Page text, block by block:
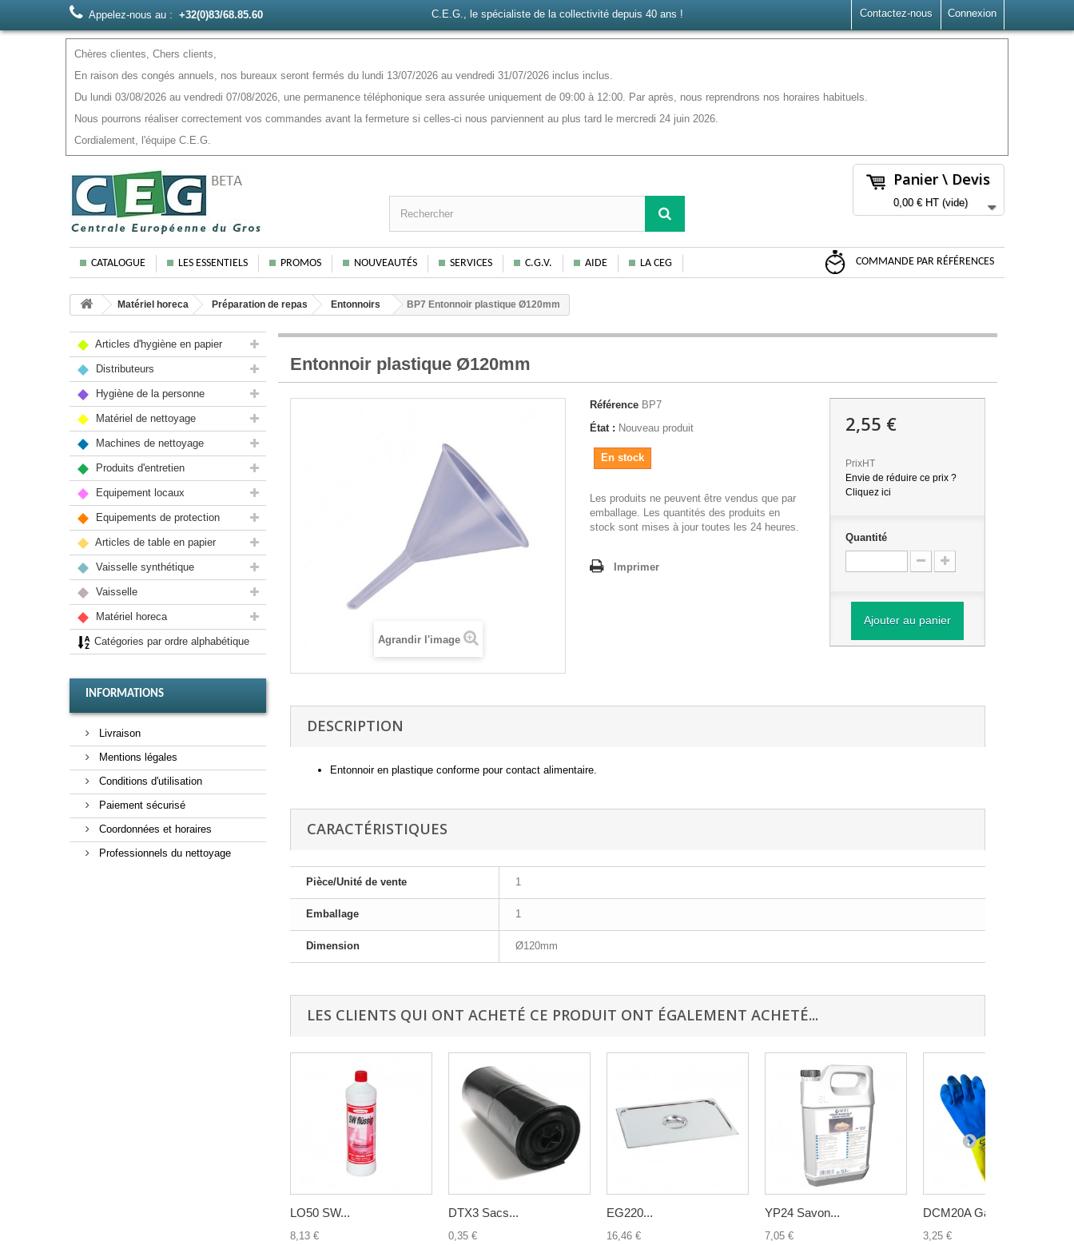
Connexion
Contactez-nous
Appelez-nous au : +32(0)83/68.85.60 C.E.G., le spécialiste de la collectivité depuis 40 ans !
Chères clientes, Chers clients,
En raison des congés annuels, nos bureaux seront fermés du lundi 13/07/2026 au vendredi 31/07/2026 inclus inclus.
Du lundi 03/08/2026 au vendredi 07/08/2026, une permanence téléphonique sera assurée uniquement de 09:00 à 12:00. Par après, nous reprendrons nos horaires habituels.
Nous pourrons réaliser correctement vos commandes avant la fermeture si celles-ci nous parviennent au plus tard le mercredi 24 juin 2026.
Cordialement, l'équipe C.E.G.
Panier \ Devis
0,00 €HT (vide)
CATALOGUE LES ESSENTIELS PROMOS NOUVEAUTÉS SERVICES C.G.V. AIDE LA CEG COMMANDE PAR RÉFÉRENCES
Matériel horeca Préparation de repas Entonnoirs BP7 Entonnoir plastique Ø120mm
Articles d'hygiène en papier
Distributeurs
Hygiène de la personne
Matériel de nettoyage
Machines de nettoyage
Produits d'entretien
Equipement locaux
Equipements de protection
Articles de table en papier
Vaisselle synthétique
Vaisselle
Matériel horeca
Catégories par ordre alphabétique
INFORMATIONS
Livraison
Mentions légales
Conditions d'utilisation
Paiement sécurisé
Coordonnées et horaires
Professionnels du nettoyage
Entonnoir plastique Ø120mm
Agrandir l'image
Référence BP7
État : Nouveau produit
En stock
Les produits ne peuvent être vendus que par
emballage. Les quantités des produits en
stock sont mises à jour toutes les 24 heures.
Imprimer
2,55 €
PrixHT
Envie de réduire ce prix ?
Cliquez ici
Quantité
Ajouter au panier
DESCRIPTION
Entonnoir en plastique conforme pour contact alimentaire.
CARACTÉRISTIQUES
Pièce/Unité de vente 1
Emballage 1
Dimension Ø120mm
LES CLIENTS QUI ONT ACHETÉ CE PRODUIT ONT ÉGALEMENT ACHETÉ...
LO50 SW...
8,13 €
DTX3 Sacs...
0,35 €
EG220...
16,46 €
YP24 Savon...
7,05 €
DCM20A Gants...
3,25 €